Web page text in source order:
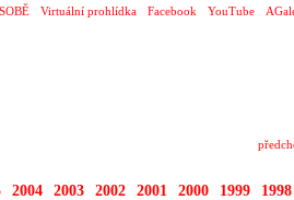
Virtuální prohlídka Facebook YouTube
2004 2003 2002 2001 2000 1999 1998